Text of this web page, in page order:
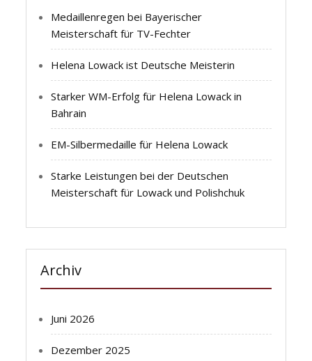
Medaillenregen bei Bayerischer
Meisterschaft für TV-Fechter
Helena Lowack ist Deutsche Meisterin
Starker WM-Erfolg für Helena Lowack in
Bahrain
EM-Silbermedaille für Helena Lowack
Starke Leistungen bei der Deutschen
Meisterschaft für Lowack und Polishchuk
Archiv
Juni 2026
Dezember 2025